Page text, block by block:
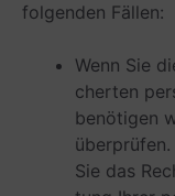
fol­gen­den Fällen:
Wenn Sie
cher­ten
benö­ti­gen
Sie das